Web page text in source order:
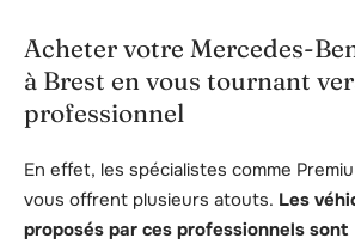
Acheter votre Mercedes-
à Brest en vous tournant
professionnel
En effet, les spécialistes comme
vous offrent plusieurs atouts. Les
proposés par ces professionnels sont